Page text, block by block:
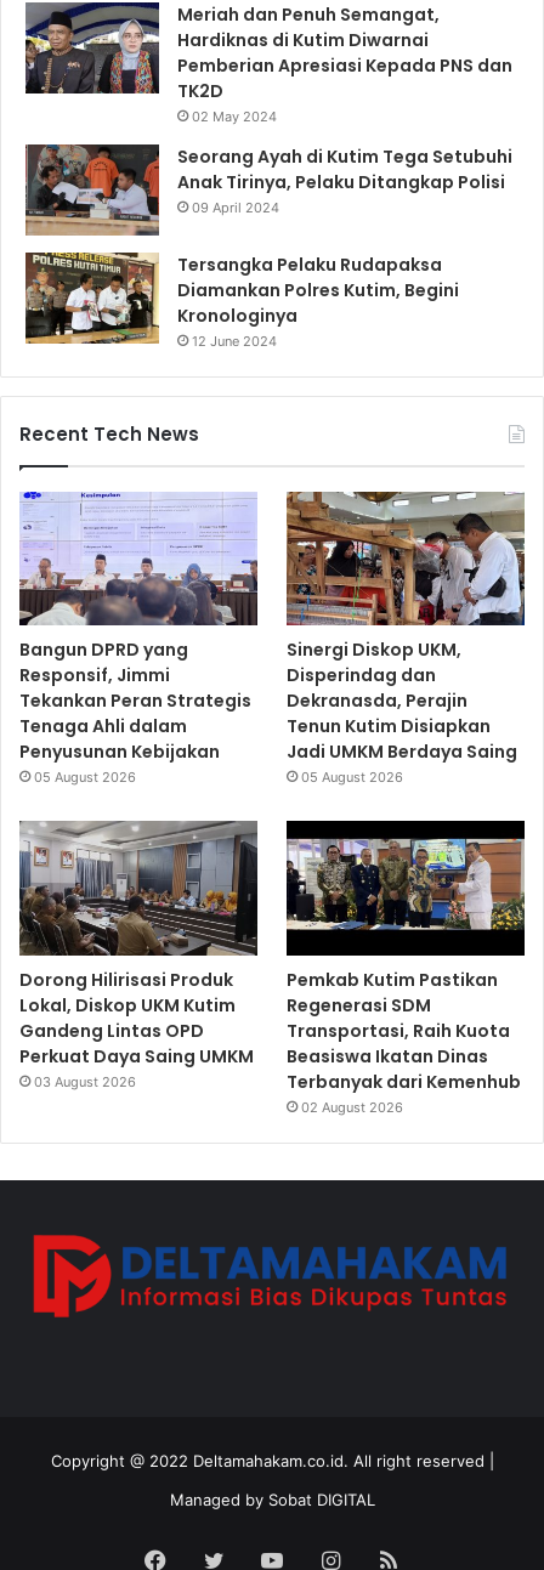
Meriah dan Penuh Semangat,
Hardiknas di Kutim Diwarnai
Pemberian Apresiasi Kepada PNS dan
TK2D
02 May 2024
Seorang Ayah di Kutim Tega Setubuhi
Anak Tirinya, Pelaku Ditangkap Polisi
09 April 2024
Tersangka Pelaku Rudapaksa
Diamankan Polres Kutim, Begini
Kronologinya
12 June 2024
Recent Tech News
Bangun DPRD yang
Responsif, Jimmi
Tekankan Peran Strategis
Tenaga Ahli dalam
Penyusunan Kebijakan
05 August 2026
Sinergi Diskop UKM,
Disperindag dan
Dekranasda, Perajin
Tenun Kutim Disiapkan
Jadi UMKM Berdaya Saing
05 August 2026
Dorong Hilirisasi Produk
Lokal, Diskop UKM Kutim
Gandeng Lintas OPD
Perkuat Daya Saing UMKM
03 August 2026
Pemkab Kutim Pastikan
Regenerasi SDM
Transportasi, Raih Kuota
Beasiswa Ikatan Dinas
Terbanyak dari Kemenhub
02 August 2026
Copyright @ 2022 Deltamahakam.co.id. All right reserved |
Managed by Sobat DIGITAL
Facebook
Twitter YouTubeInstagram